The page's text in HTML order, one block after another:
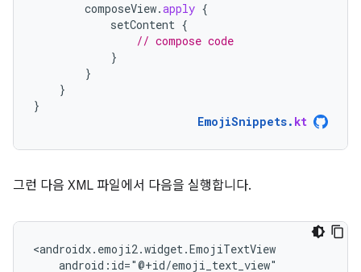
composeView.apply {
setContent {
// compose code
}
}
}
}
EmojiSnippets. kt
그런 다음 XML 파일에서 다음을 실행합니다.